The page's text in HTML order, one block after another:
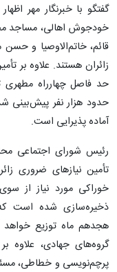
گفتگو با خبرنگار مهر
خودجوش اهالی، مساجد
قائم، خاتم‌الاوصیا و
زائران هستند. علاوه بر
حد فاصل چهارراه مطهری
حدود هزار نفر پیش‌بینی
آماده پذیرایی است.
رئیس شورای اجتماعی
تأمین نیازهای ضروری
خوراکی مورد نیاز از
ذخیره‌سازی شده است که
هجدهم ماه توزیع
گروه‌های جهادی،
پرچم‌نویسی و خطاطی،